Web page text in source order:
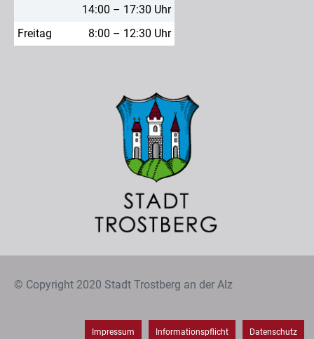
14:00 – 17:30 Uhr
Freitag
8:00 – 12:30 Uhr
© Copyright 2020 Stadt Trostberg an der Alz
Impressum Informationspflicht Datenschutz